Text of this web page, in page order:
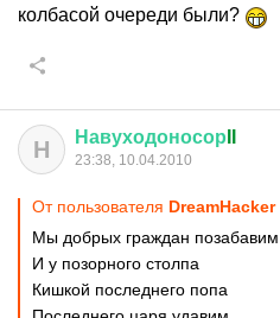
колбасой очереди были?
Н Навуходоносор
23:38, 10.04.2010
От пользователя DreamHacker
Мы добрых граждан позабавим
И у позорного столпа
Кишкой последнего попа